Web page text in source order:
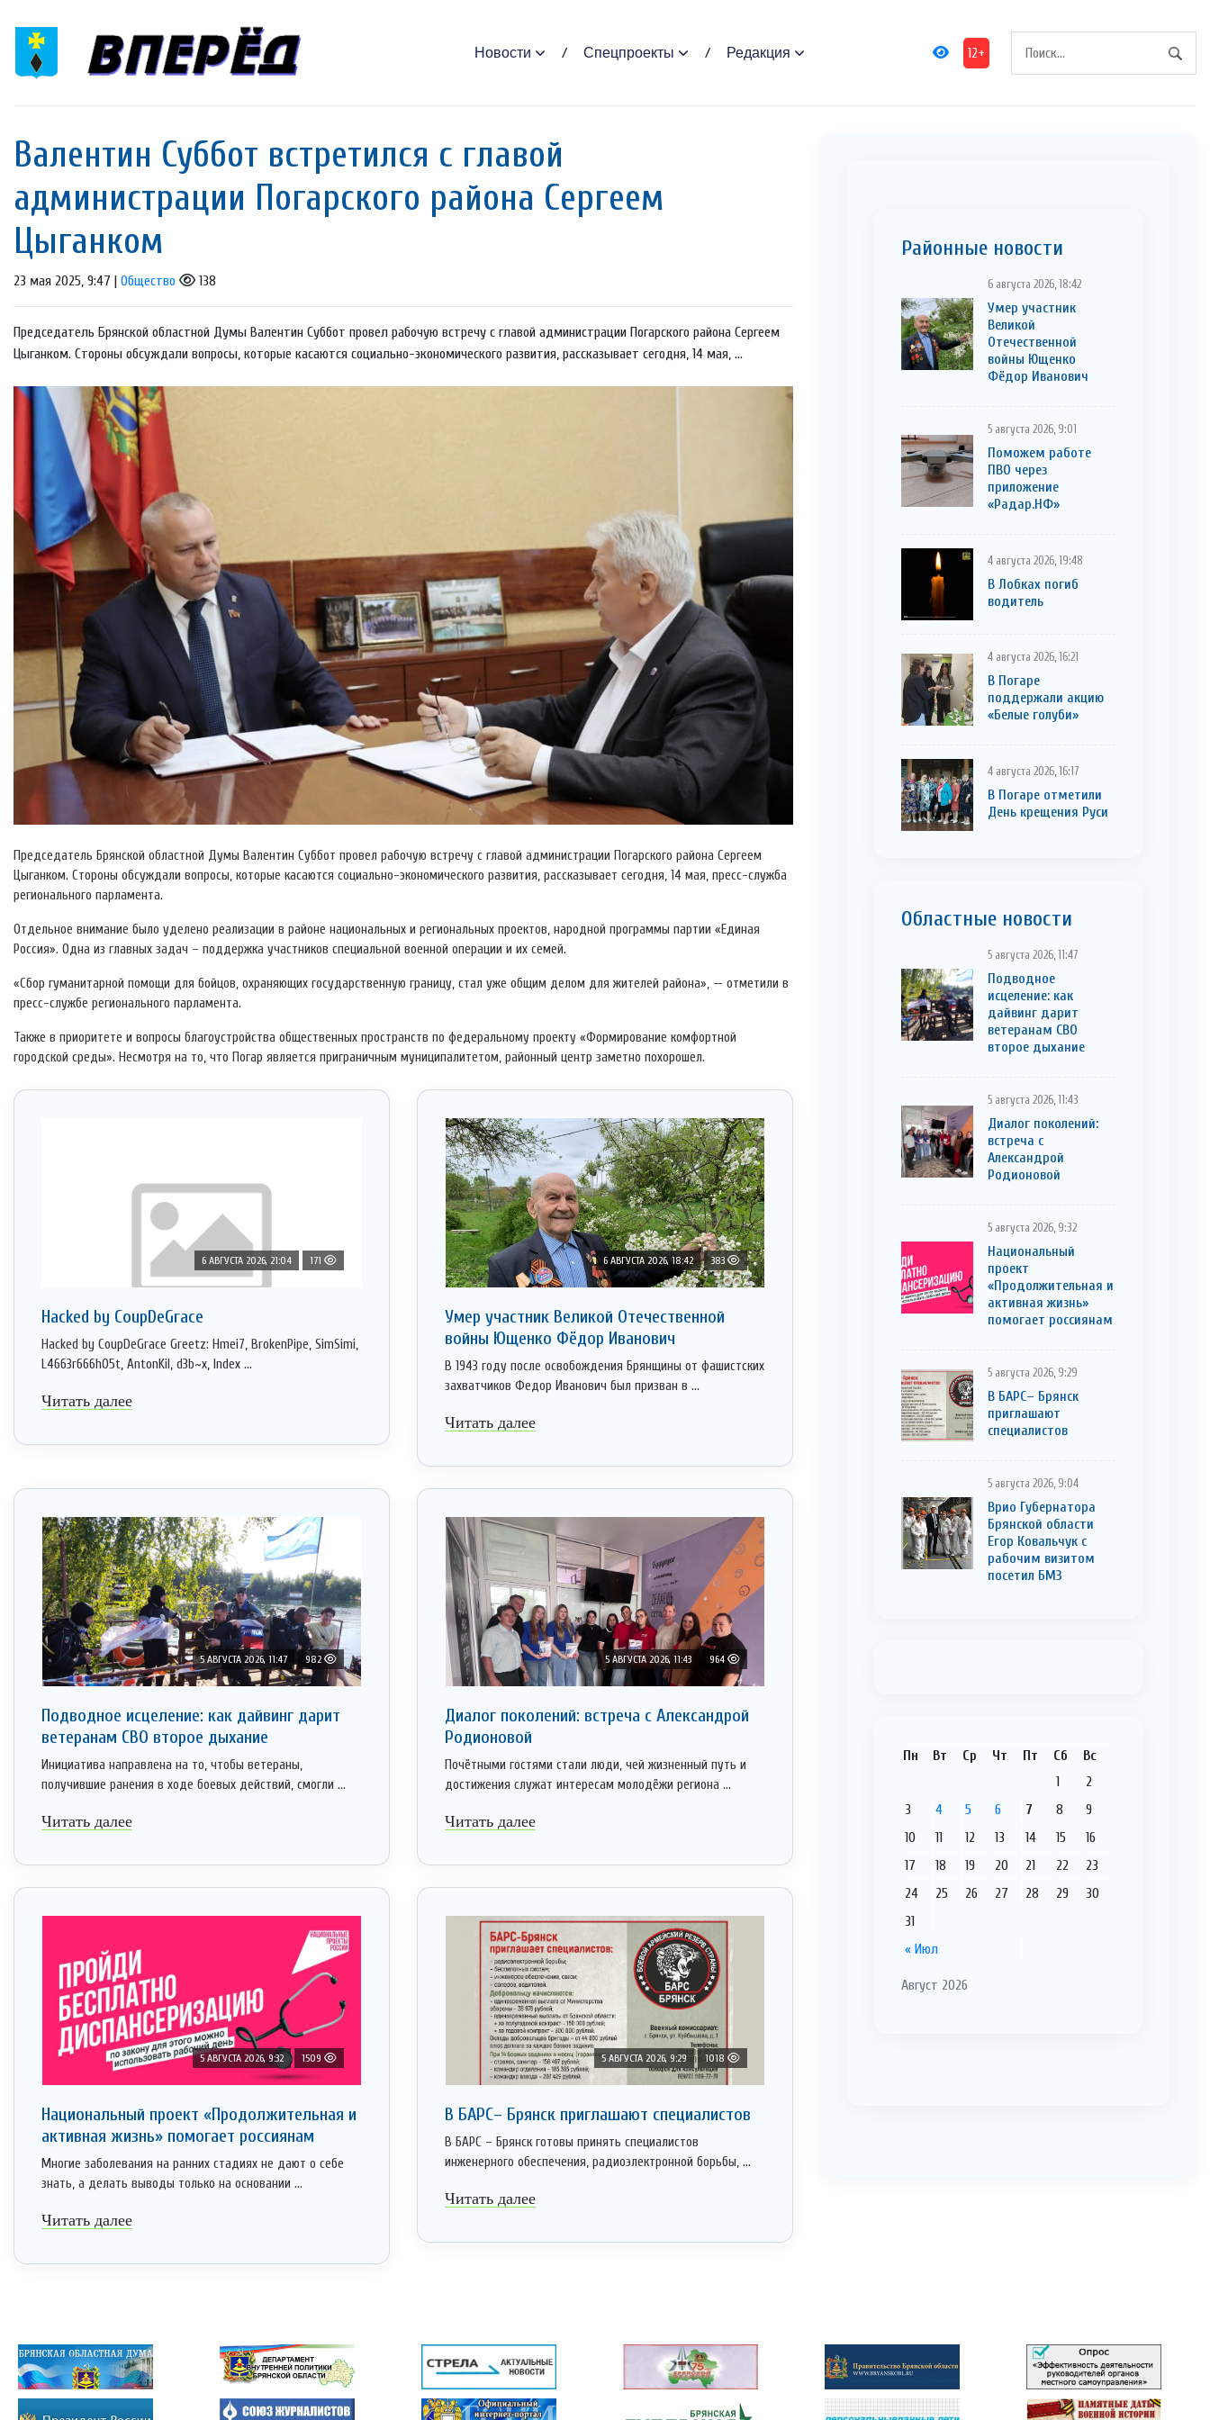
Новости Спецпроекты Редакция 12+
Валентин Суббот встретился с главой
администрации Погарского района Сергеем
Цыганком
23 мая 2025, 9:47 | Общество 138
Председатель Брянской областной Думы Валентин Суббот провел рабочую встречу с главой администрации Погарского района Сергеем
Цыганком. Стороны обсуждали вопросы, которые касаются социально-экономического развития, рассказывает сегодня, 14 мая, ...
Председатель Брянской областной Думы Валентин Суббот провел рабочую встречу с главой администрации Погарского района Сергеем
Цыганком. Стороны обсуждали вопросы, которые касаются социально-экономического развития, рассказывает сегодня, 14 мая, пресс-служба
регионального парламента.
Отдельное внимание было уделено реализации в районе национальных и региональных проектов, народной программы партии «Единая
Россия». Одна из главных задач – поддержка участников специальной военной операции и их семей.
«Сбор гуманитарной помощи для бойцов, охраняющих государственную границу, стал уже общим делом для жителей района», — отметили в
пресс-службе регионального парламента.
Также в приоритете и вопросы благоустройства общественных пространств по федеральному проекту «Формирование комфортной
городской среды». Несмотря на то, что Погар является приграничным муниципалитетом, районный центр заметно похорошел.
6 АВГУСТА 2026, 21:04 171
Hacked by CoupDeGrace
Hacked by CoupDeGrace Greetz: Hmei7, BrokenPipe, SimSimi,
L4663r666h05t, AntonKil, d3b~x, Index ...
Читать далее
6 АВГУСТА 2026, 18:42 383
Умер участник Великой Отечественной
войны Ющенко Фёдор Иванович
В 1943 году после освобождения Брянщины от фашистских
захватчиков Федор Иванович был призван в ...
Читать далее
5 АВГУСТА 2026, 11:47 982
Подводное исцеление: как дайвинг дарит
ветеранам СВО второе дыхание
Инициатива направлена на то, чтобы ветераны,
получившие ранения в ходе боевых действий, смогли ...
Читать далее
5 АВГУСТА 2026, 11:43 964
Диалог поколений: встреча с Александрой
Родионовой
Почётными гостями стали люди, чей жизненный путь и
достижения служат интересам молодёжи региона ...
Читать далее
5 АВГУСТА 2026, 9:32 1509
Национальный проект «Продолжительная и
активная жизнь» помогает россиянам
Многие заболевания на ранних стадиях не дают о себе
знать, а делать выводы только на основании ...
Читать далее
5 АВГУСТА 2026, 9:29 1018
В БАРС– Брянcк приглaшают cпециaлистoв
В БАРС – Брянск готовы принять специалистов
инженерного обеспечения, радиоэлектронной борьбы, ...
Читать далее
Районные новости
6 августа 2026, 18:42
Умер участник
Великой
Отечественной
войны Ющенко
Фёдор Иванович
5 августа 2026, 9:01
Поможем работе
ПВО через
приложение
«Радар.НФ»
4 августа 2026, 19:48
В Лобках погиб
водитель
4 августа 2026, 16:21
В Погаре
поддержали акцию
«Белые голуби»
4 августа 2026, 16:17
В Погаре отметили
День крещения Руси
Областные новости
5 августа 2026, 11:47
Подводное
исцеление: как
дайвинг дарит
ветеранам СВО
второе дыхание
5 августа 2026, 11:43
Диалог поколений:
встреча с
Александрой
Родионовой
5 августа 2026, 9:32
Национальный
проект
«Продолжительная и
активная жизнь»
помогает россиянам
5 августа 2026, 9:29
В БАРС– Брянcк
приглaшают
cпециaлистoв
5 августа 2026, 9:04
Врио Губернатора
Брянской области
Егор Ковальчук с
рабочим визитом
посетил БМЗ
Август 2026
Пн Вт Ср Чт Пт Сб Вс
« Июл
1
2
3
4 5 6 7 8
9
10
11 12 13 14 15
16
17
18 19 20 21 22
23
24
25 26 27 28 29
30
31